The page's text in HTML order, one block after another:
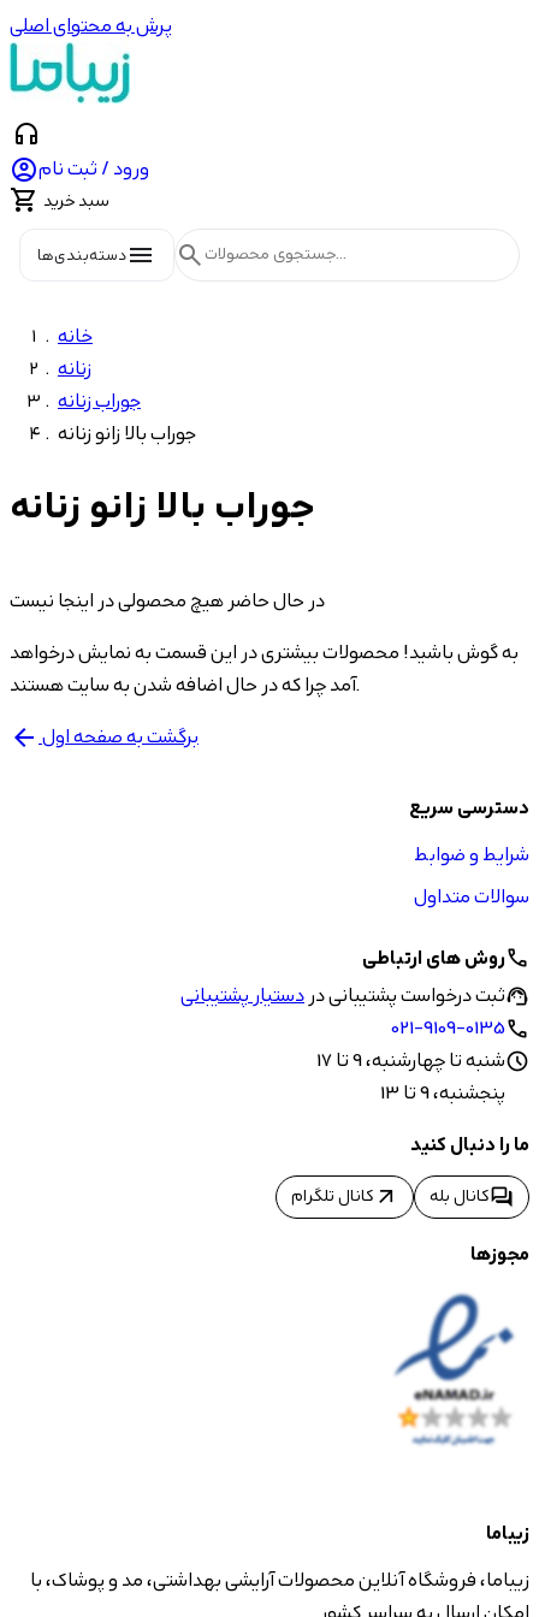
پرش به محتوای اصلی
headphones
ورود / ثبت نام
 سبد خرید
menuدسته‌بندی‌ها search
خانه
زنانه
جوراب زنانه
جوراب بالا زانو زنانه
جوراب بالا زانو زنانه
در حال حاضر هیچ محصولی در اینجا نیست
به گوش باشید! محصولات بیشتری در این قسمت به نمایش درخواهد
آمد چرا که در حال اضافه شدن به سایت هستند.
arrow_back برگشت به صفحه اول
دسترسی سریع
شرایط و ضوابط
سوالات متداول
callروش های ارتباطی
support_agentثبت درخواست پشتیبانی دردستیار پشتیبانی
call
021-9109-0135
scheduleشنبه تا چهارشنبه، 9 تا 17
پنجشنبه، 9 تا 13
ما را دنبال کنید
forumکانال بله arrow_outward کانال تلگرام
مجوزها
زیباما
زیباما، فروشگاه آنلاین محصولات آرایشی بهداشتی، مد و پوشاک، با